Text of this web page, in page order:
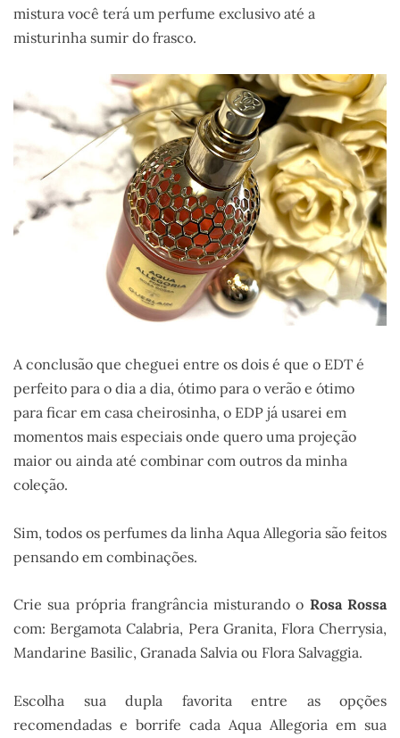
mistura você terá um perfume exclusivo até a
misturinha sumir do frasco.
A conclusão que cheguei entre os dois é que o EDT é
perfeito para o dia a dia, ótimo para o verão e ótimo
para ficar em casa cheirosinha, o EDP já usarei em
momentos mais especiais onde quero uma projeção
maior ou ainda até combinar com outros da minha
coleção.
Sim, todos os perfumes da linha Aqua Allegoria são feitos
pensando em combinações.
Crie sua própria frangrância misturando o Rosa Rossa
com: Bergamota Calabria, Pera Granita, Flora Cherrysia,
Mandarine Basilic, Granada Salvia ou Flora Salvaggia.
Escolha sua dupla favorita entre as opções
recomendadas e borrife cada Aqua Allegoria em sua